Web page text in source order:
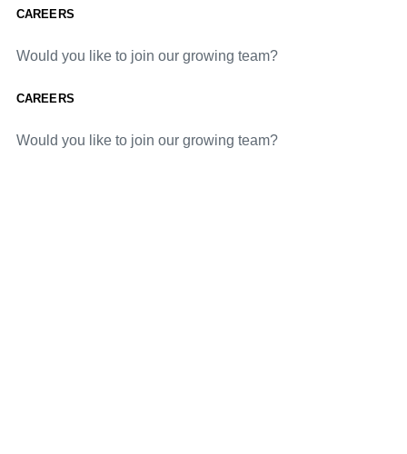
CAREERS
Would you like to join our growing team?
CAREERS
Would you like to join our growing team?